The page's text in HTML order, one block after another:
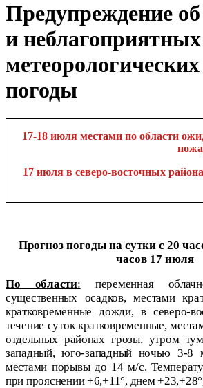
Предупреждение
и неблагоприятных
погоды
17-18 июля местами по области
17 июля в северо-восточных
Прогноз погоды на сутки с 20
часов 17 июля
По области: переменная
существенных осадков, местами
кратковременные дожди, в северо-
течение суток кратковременные,
отдельных районах грозы, утром
западный, юго-западный ночью 3-
местами порывы до 14 м/с.
при прояснении +6,+11°, днем